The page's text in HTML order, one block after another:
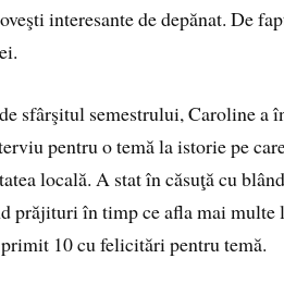
interesante de depănat. De
sfârşitul semestrului, Caroline a
pentru o temă la istorie pe
locală. A stat în căsuţă cu
prăjituri în timp ce afla mai
10 cu felicitări pentru temă.